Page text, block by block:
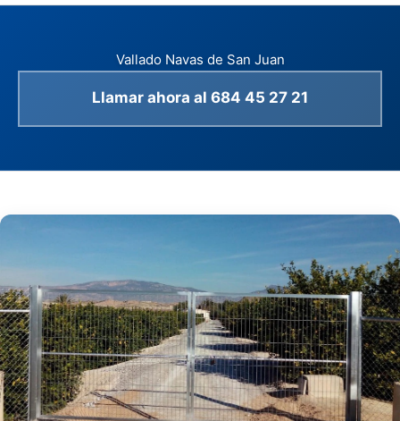
Vallado Navas de San Juan
Llamar ahora al 684 45 27 21